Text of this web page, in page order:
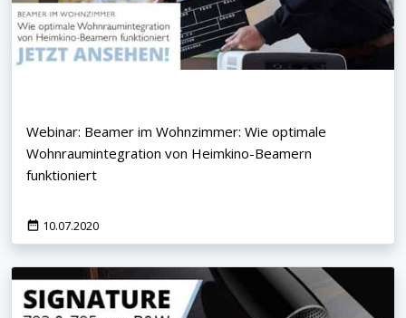
Webinar: Beamer im Wohnzimmer: Wie optimale
Wohnraumintegration von Heimkino-Beamern
funktioniert
10.07.2020